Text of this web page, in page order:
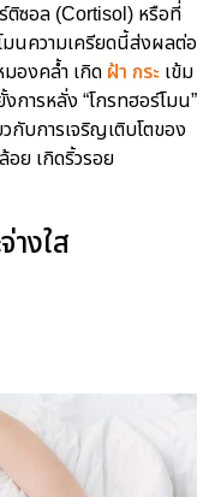
ติซอล (Cortisol) หรือที่
มนความเครียดนี้ส่งผลต่อ
องคล้ำ เกิด ฝ้า กระ เข้ม
การหลั่ง “โกรทฮอร์โมน”
กับการเจริญเติบโตของ
ย เกิดริ้วรอย
างใส